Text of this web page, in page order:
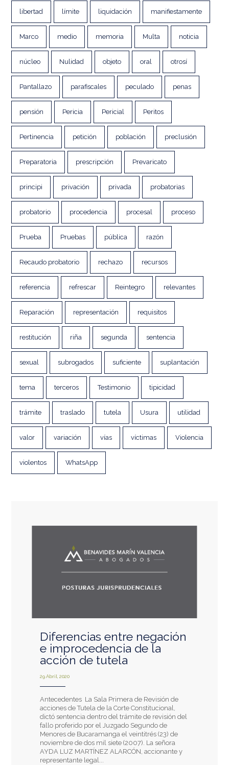
libertad límite liquidación manifiestamente
Marco medio memoria Multa noticia
núcleo Nulidad objeto oral otrosí
Pantallazo parafiscales peculado penas
pensión Pericia Pericial Peritos
Pertinencia petición población preclusión
Preparatoria prescripción Prevaricato
principi privación privada probatorias
probatorio procedencia procesal proceso
Prueba Pruebas pública razón
Recaudo probatorio rechazo recursos
referencia refrescar Reintegro relevantes
Reparación representación requisitos
restitución riña segunda sentencia
sexual subrogados suficiente suplantación
tema terceros Testimonio tipicidad
trámite traslado tutela Usura utilidad
valor variación vías víctimas Violencia
violentos WhatsApp
Diferencias entre negación
e improcedencia de la
acción de tutela
29 Abril, 2020
Antecedentes La Sala Primera de Revisión de
acciones de Tutela de la Corte Constitucional,
dictó sentencia dentro del trámite de revisión del
fallo proferido por el Juzgado Segundo de
Menores de Bucaramanga el veintitrés (23) de
noviembre de dos mil siete (2007). La señora
AYDA LUZ MARTÍNEZ ALARCÓN, accionante y
representante legal...